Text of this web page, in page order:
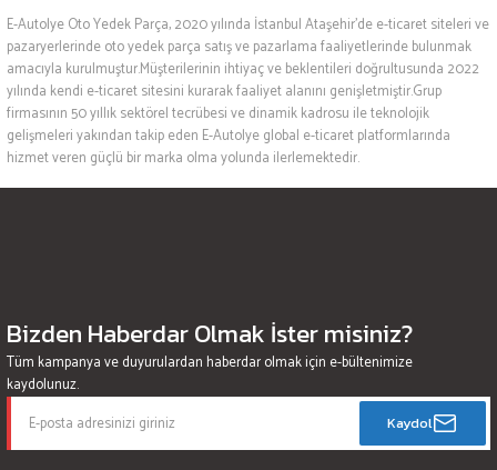
E-Autolye Oto Yedek Parça, 2020 yılında İstanbul Ataşehir’de e-ticaret siteleri ve
pazaryerlerinde oto yedek parça satış ve pazarlama faaliyetlerinde bulunmak
amacıyla kurulmuştur.Müşterilerinin ihtiyaç ve beklentileri doğrultusunda 2022
yılında kendi e-ticaret sitesini kurarak faaliyet alanını genişletmiştir.Grup
firmasının 50 yıllık sektörel tecrübesi ve dinamik kadrosu ile teknolojik
gelişmeleri yakından takip eden E-Autolye global e-ticaret platformlarında
hizmet veren güçlü bir marka olma yolunda ilerlemektedir.
Bizden Haberdar Olmak İster misiniz?
Tüm kampanya ve duyurulardan haberdar olmak için e-bültenimize
kaydolunuz.
Kaydol